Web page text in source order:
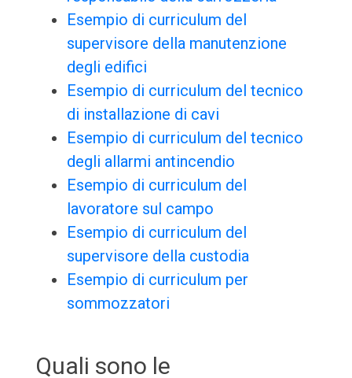
Esempio di curriculum del
supervisore della manutenzione
degli edifici
Esempio di curriculum del tecnico
di installazione di cavi
Esempio di curriculum del tecnico
degli allarmi antincendio
Esempio di curriculum del
lavoratore sul campo
Esempio di curriculum del
supervisore della custodia
Esempio di curriculum per
sommozzatori
Quali sono le